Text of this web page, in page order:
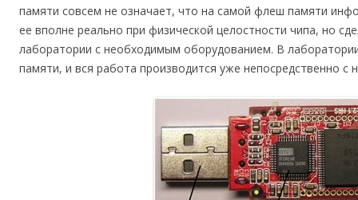
памяти совсем не означает, что на самой флеш памяти
ее вполне реально при физической целостности чипа, но
лаборатории с необходимым оборудованием. В
памяти, и вся работа производится уже непосредственно